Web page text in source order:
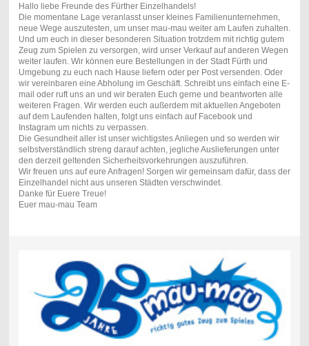
Hallo liebe Freunde des Fürther Einzelhandels!
Die momentane Lage veranlasst unser kleines Familienunternehmen,
neue Wege auszutesten, um unser mau-mau weiter am Laufen zuhalten.
Und um euch in dieser besonderen Situation trotzdem mit richtig gutem
Zeug zum Spielen zu versorgen, wird unser Verkauf auf anderen Wegen
weiter laufen. Wir können eure Bestellungen in der Stadt Fürth und
Umgebung zu euch nach Hause liefern oder per Post versenden. Oder
wir vereinbaren eine Abholung im Geschäft. Schreibt uns einfach eine E-
mail oder ruft uns an und wir beraten Euch gerne und beantworten alle
weiteren Fragen. Wir werden euch außerdem mit aktuellen Angeboten
auf dem Laufenden halten, folgt uns einfach auf Facebook und
Instagram um nichts zu verpassen.
Die Gesundheit aller ist unser wichtigstes Anliegen und so werden wir
selbstverständlich streng darauf achten, jegliche Auslieferungen unter
den derzeit geltenden Sicherheitsvorkehrungen auszuführen.
Wir freuen uns auf eure Anfragen! Sorgen wir gemeinsam dafür, dass der
Einzelhandel nicht aus unseren Städten verschwindet.
Danke für Euere Treue!
Euer mau-mau Team